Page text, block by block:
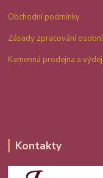
Obchodní podmínky
Zásady zpracování
Kamenná prodejna a
Kontakty